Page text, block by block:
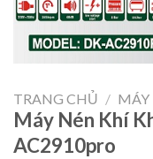
TRANG CHỦ / MÁY
Máy Nén Khí
AC2910pro